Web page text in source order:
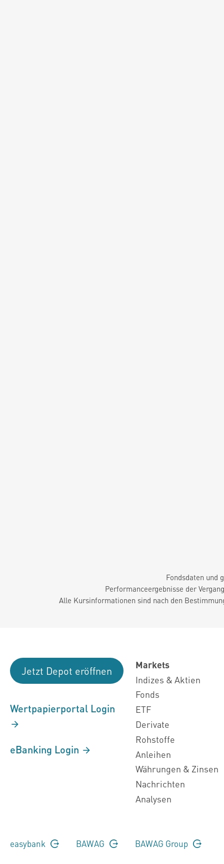
Fondsdaten und
Performanceergebnisse der
Alle Kursinformationen sind nach den
Jetzt Depot eröffnen
Wertpapierportal Login
eBanking Login
Markets
Indizes & Aktien
Fonds
ETF
Derivate
Rohstoffe
Anleihen
Währungen & Zinsen
Nachrichten
Analysen
easybank BAWAG BAWAG Group